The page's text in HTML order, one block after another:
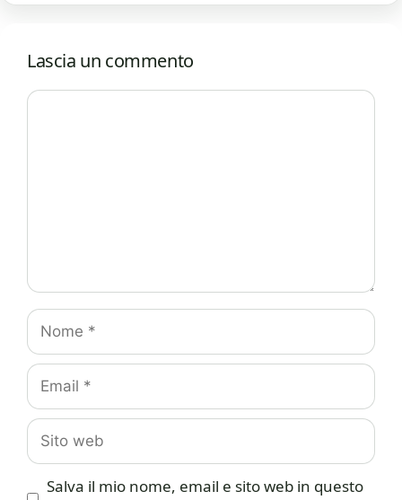
Lascia un commento
Commento
Nome
Email
Sito
web
Salva il mio nome, email e sito web in questo